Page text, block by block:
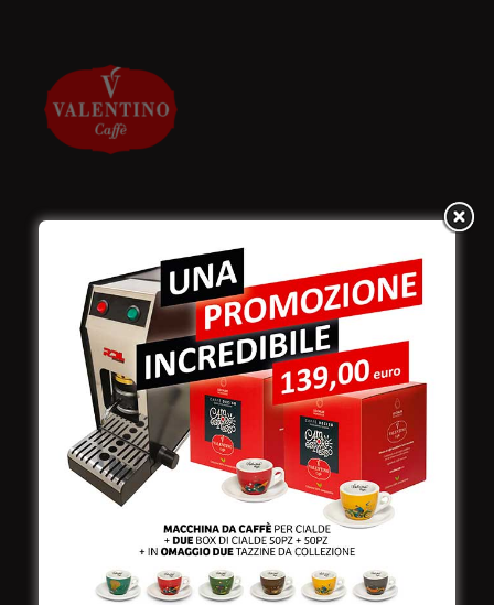
Stabilimento
e produzione:
Viale Croazia 8 (Z.I.)
73100 Lecce
Telefono:+39 0832 240771
+39 0832 279866
info@valentinocaffespa.com
Partita Iva:02583710757